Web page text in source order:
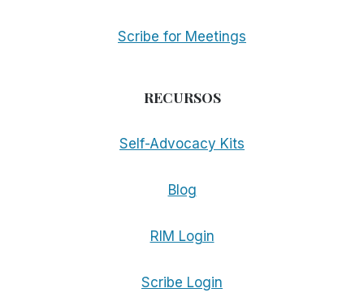
Scribe for Meetings
RECURSOS
Self-Advocacy Kits
Blog
RIM Login
Scribe Login